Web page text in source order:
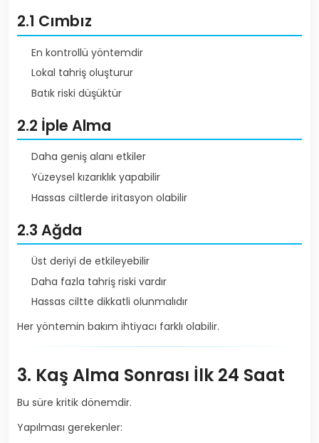
2.1 Cımbız
En kontrollü yöntemdir
Lokal tahriş oluşturur
Batık riski düşüktür
2.2 İple Alma
Daha geniş alanı etkiler
Yüzeysel kızarıklık yapabilir
Hassas ciltlerde iritasyon olabilir
2.3 Ağda
Üst deriyi de etkileyebilir
Daha fazla tahriş riski vardır
Hassas ciltte dikkatli olunmalıdır
Her yöntemin bakım ihtiyacı farklı olabilir.
3. Kaş Alma Sonrası İlk 24 Saat
Bu süre kritik dönemdir.
Yapılması gerekenler: